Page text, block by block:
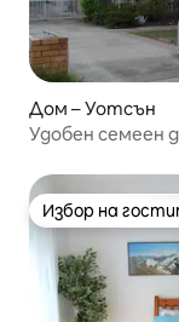
Дом – Уотсън
Удобен семеен
Избор на
Избор на